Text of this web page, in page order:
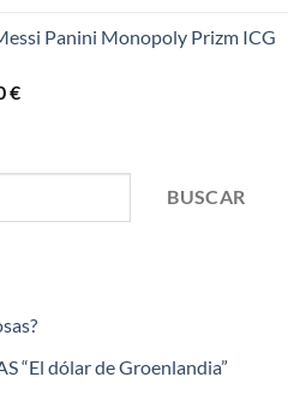
Panini Monopoly Prizm ICG
€El
BUSCAR
“El dólar de Groenlandia”